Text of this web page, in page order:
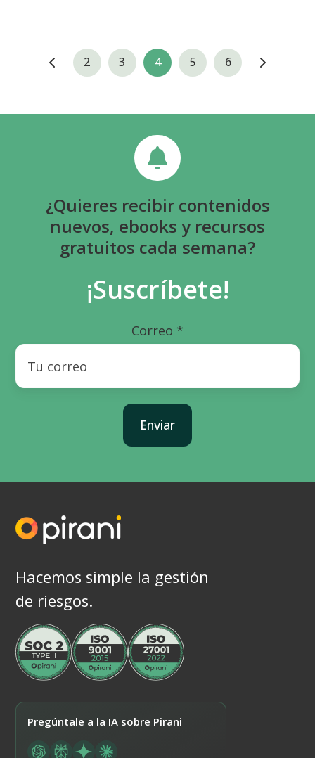
2 3 4 5 6
¿Quieres recibir contenidos
nuevos, ebooks y recursos
gratuitos cada semana?
¡Suscríbete!
Correo *
Hacemos simple la gestión
de riesgos.
Pregúntale a la IA sobre Pirani